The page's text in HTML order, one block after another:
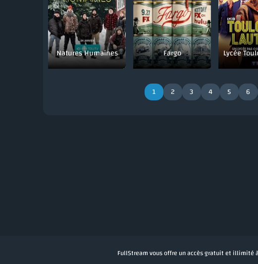
Natures Humaines Fargo
1 2 3 4 5 6
FullStream vous offre un accès gratuit et illimité